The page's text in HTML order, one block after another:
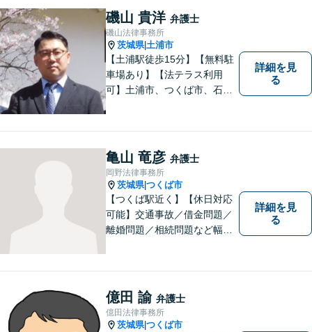
ら、お気軽にご相談くださ
い。
磯山 貴洋 弁護士
磯山法律事務所
茨城県| 土浦市
【土浦駅徒歩15分】【無料駐
車場あり】【法テラス利用
可】土浦市、つくば市、石岡
ほか、県内・県外対応しま
す。
詳細を見
る
亀山 竜彦 弁護士
岡野法律事務所
茨城県|つくば市
【つくば駅近く】【休日対応
可能】交通事故／借金問題／
離婚問題／相続問題など幅広
み、考え、依頼者様の希望を
実現するために精一杯努力い
たします。お気軽にご相談く
ださい。
詳細を見
る
億田 諭 弁護士
億田法律事務所
茨城県|つくば市